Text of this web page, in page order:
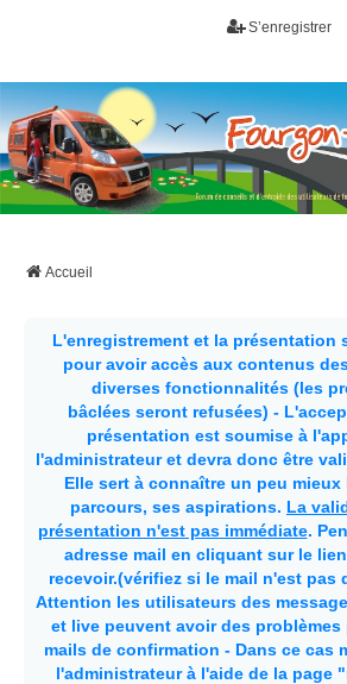
S’enregistrer
Fourgon-plaisir.com
Forum de conseils et d'entraide des
aménagés, vans et de camping-car. Partagez
Accueil
L'enregistrement et la présentation
pour avoir accès aux contenus
diverses fonctionnalités (les
bâclées seront refusées) -
présentation est soumise à
l'administrateur et devra donc être
Elle sert à connaître un peu mieux
parcours, ses aspirations. La
présentation n'est pas immédiate.
adresse mail en cliquant sur le
recevoir.(vérifiez si le mail n'est pas
Attention les utilisateurs des
et live peuvent avoir des problèmes
mails de confirmation - Dans ce cas
l'administrateur à l'aide de la page